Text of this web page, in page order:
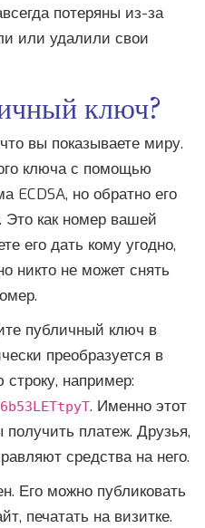
потеряны из-за
или удалили свои
ключ?
вы показываете миру.
ключа с помощью
ECDSA, но обратно его
Это как номер вашей
его дать кому угодно,
никто не может снять
публичный ключ в
преобразуется в
строку, например:
. Именно этот
платеж. Друзья,
средства на него.
Его можно публиковать
печатать на визитке.